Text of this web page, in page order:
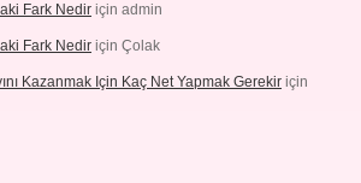
Fark Nedir için admin
Fark Nedir için Çolak
Kazanmak Için Kaç Net Yapmak Gerekir için